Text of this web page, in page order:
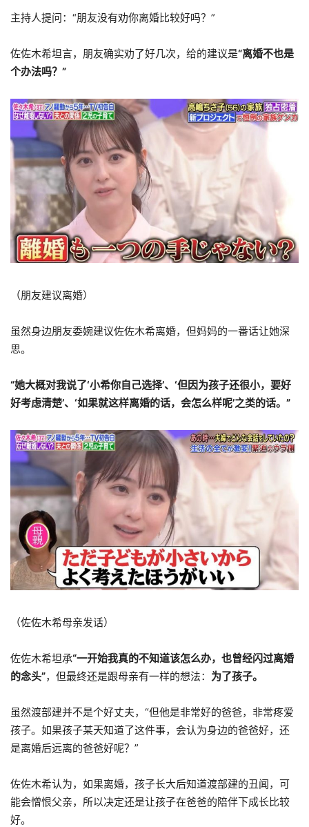
主持人提问：“朋友没有劝你离婚比较好吗？”
佐佐木希坦言，朋友确实劝了好几次，给的建议是“离婚不也是
个办法吗？”
（朋友建议离婚）
虽然身边朋友委婉建议佐佐木希离婚，但妈妈的一番话让她深
思。
“她大概对我说了‘小希你自己选择’、‘但因为孩子还很小，要好
好考虑清楚’、‘如果就这样离婚的话，会怎么样呢’之类的话。”
（佐佐木希母亲发话）
佐佐木希坦承“一开始我真的不知道该怎么办，也曾经闪过离婚
的念头”，但最终还是跟母亲有一样的想法： 为了孩子。
虽然渡部建并不是个好丈夫，“但他是非常好的爸爸，非常疼爱
孩子。如果孩子某天知道了这件事，会认为身边的爸爸好，还
是离婚后远离的爸爸好呢？”
佐佐木希认为，如果离婚，孩子长大后知道渡部建的丑闻，可
能会憎恨父亲，所以决定还是让孩子在爸爸的陪伴下成长比较
好。